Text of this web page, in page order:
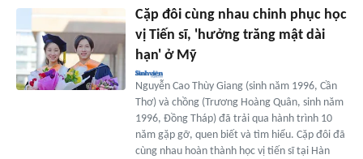
Cặp đôi cùng nhau chinh phục học
vị Tiến sĩ, 'hưởng trăng mật dài
hạn' ở Mỹ
Nguyễn Cao Thùy Giang (sinh năm 1996, Cần
Thơ) và chồng (Trương Hoàng Quân, sinh năm
1996, Đồng Tháp) đã trải qua hành trình 10
năm gặp gỡ, quen biết và tìm hiểu. Cặp đôi đã
cùng nhau hoàn thành học vị tiến sĩ tại Hàn